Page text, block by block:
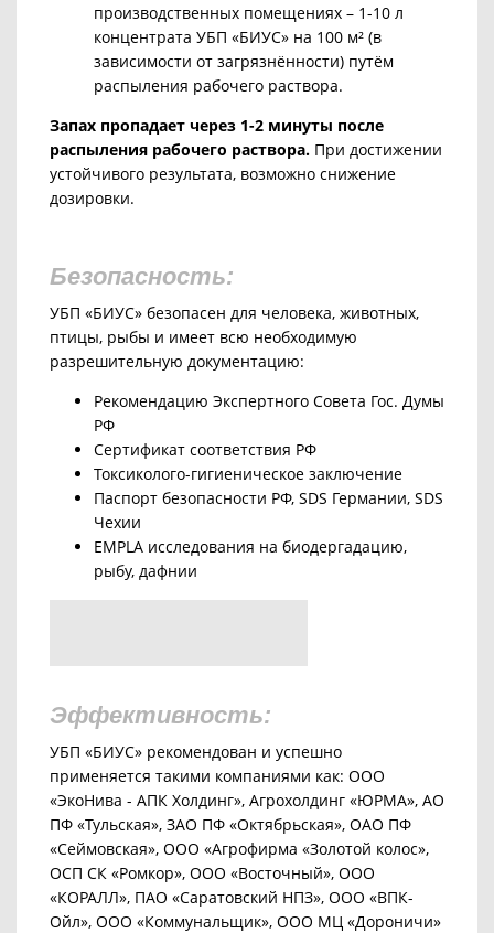
производственных помещениях – 1-10 л
концентрата УБП «БИУС» на 100 м² (в
зависимости от загрязнённости) путём
распыления рабочего раствора.
Запах пропадает через 1-2 минуты после
распыления рабочего раствора. При достижении
устойчивого результата, возможно снижение
дозировки.
Безопасность:
УБП «БИУС» безопасен для человека, животных,
птицы, рыбы и имеет всю необходимую
разрешительную документацию:
Рекомендацию Экспертного Совета Гос. Думы
РФ
Сертификат соответствия РФ
Токсиколого-гигиеническое заключение
Паспорт безопасности РФ, SDS Германии, SDS
Чехии
EMPLA исследования на биодергадацию,
рыбу, дафнии
Эффективность:
УБП «БИУС» рекомендован и успешно
применяется такими компаниями как: ООО
«ЭкоНива - АПК Холдинг», Агрохолдинг «ЮРМА», АО
ПФ «Тульская», ЗАО ПФ «Октябрьская», ОАО ПФ
«Сеймовская», ООО «Агрофирма «Золотой колос»,
ОСП СК «Ромкор», ООО «Восточный», ООО
«КОРАЛЛ», ПАО «Саратовский НПЗ», ООО «ВПК-
Ойл», ООО «Коммунальщик», ООО МЦ «Дороничи»